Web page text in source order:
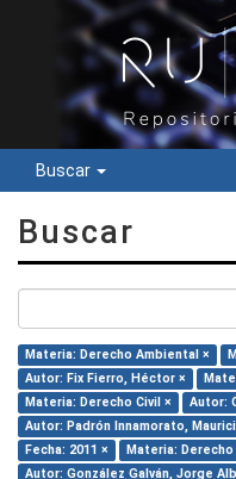
Buscar
Buscar
Materia: Derecho Ambiental ×
Autor: Fix Fierro, Héctor ×
Materia: Derecho Civil ×
Autor:
Autor: Padrón Innamorato,
Fecha: 2011 ×
Materia:
Autor: González Galván, Jorge